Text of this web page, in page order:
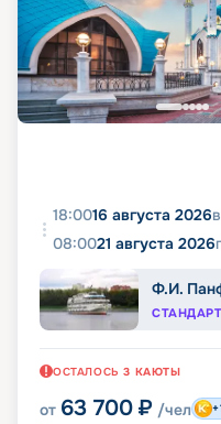
18:0016 августа 2026
08:0021 августа 2026
Ф.И.
СТАНДАРТ
ОСТАЛОСЬ 3 КАЮТЫ
от 63 700 ₽ /чел